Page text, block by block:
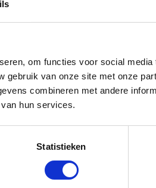
om functies voor social media
gebruik van onze site met onze
combineren met andere
hun services.
Statistieken
een beetje in door, omdat
het racisme is? Iemand die
lippen gekregen en de
meegegaan. En eerlijk gezegd,
gezicht?